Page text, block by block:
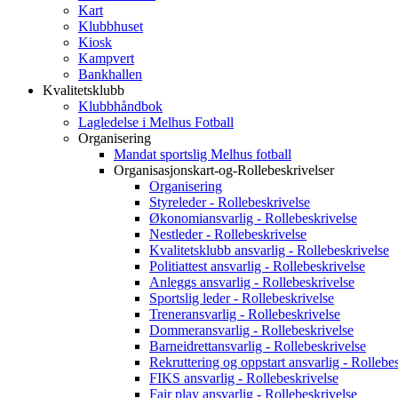
Kart
Klubbhuset
Kiosk
Kampvert
Bankhallen
Kvalitetsklubb
Klubbhåndbok
Lagledelse i Melhus Fotball
Organisering
Mandat sportslig Melhus fotball
Organisasjonskart-og-Rollebeskrivelser
Organisering
Styreleder - Rollebeskrivelse
Økonomiansvarlig - Rollebeskrivelse
Nestleder - Rollebeskrivelse
Kvalitetsklubb ansvarlig - Rollebeskrivelse
Politiattest ansvarlig - Rollebeskrivelse
Anleggs ansvarlig - Rollebeskrivelse
Sportslig leder - Rollebeskrivelse
Treneransvarlig - Rollebeskrivelse
Dommeransvarlig - Rollebeskrivelse
Barneidrettansvarlig - Rollebeskrivelse
Rekruttering og oppstart ansvarlig -
FIKS ansvarlig - Rollebeskrivelse
Fair play ansvarlig - Rollebeskrivelse